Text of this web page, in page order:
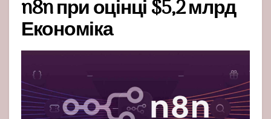
n8n при оцінці $5,2 млрд
Економіка